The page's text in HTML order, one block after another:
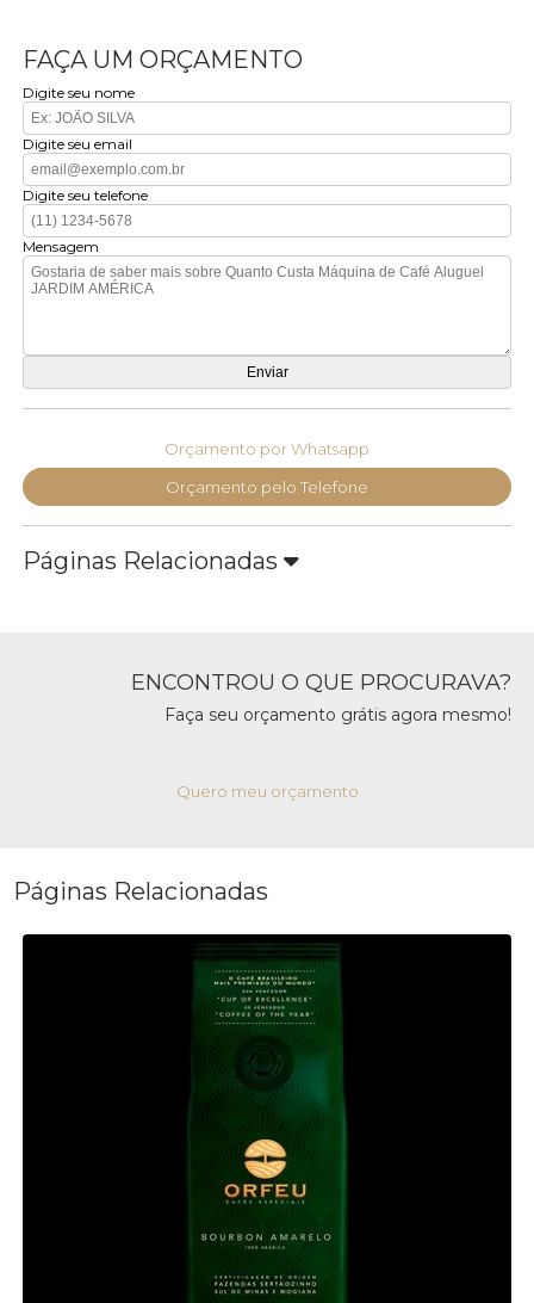
FAÇA UM ORÇAMENTO
Digite seu nome
Digite seu email
Digite seu telefone
Mensagem
Orçamento por Whatsapp
Orçamento pelo Telefone
Páginas Relacionadas
ENCONTROU O QUE PROCURAVA?
Faça seu orçamento grátis agora mesmo!
Quero meu orçamento
Páginas Relacionadas